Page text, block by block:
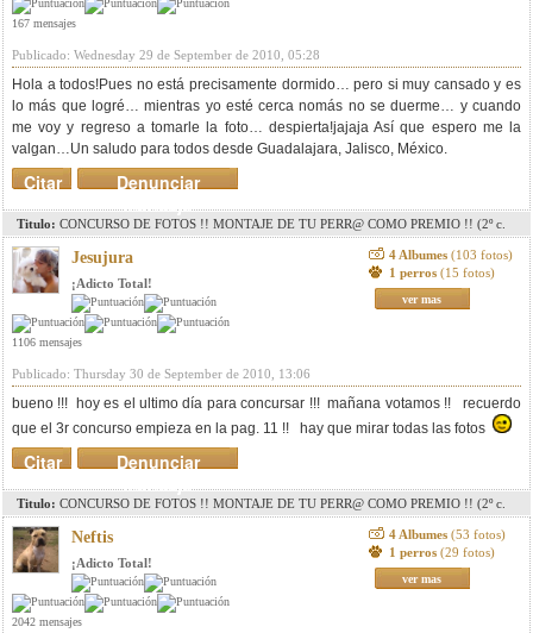
167 mensajes
Publicado: Wednesday 29 de September de 2010, 05:28
Hola a todos!Pues no está precisamente dormido… pero si muy cansado y es
lo más que logré… mientras yo esté cerca nomás no se duerme… y cuando
me voy y regreso a tomarle la foto… despierta!jajaja Así que espero me la
valgan…Un saludo para todos desde Guadalajara, Jalisco, México.
Denunciar
mensaje
Citar
Titulo: CONCURSO DE FOTOS !! MONTAJE DE TU PERR@ COMO PREMIO !! (2º c.
pag. 8)(3r c. pag. 11)(4º c. pag. 15)(5º c. pag.18)
Jesujura
¡Adicto Total!
1106 mensajes
4 Albumes (103 fotos)
1 perros (15 fotos)
ver mas
Publicado: Thursday 30 de September de 2010, 13:06
bueno !!! hoy es el ultimo día para concursar !!! mañana votamos !! recuerdo
que el 3r concurso empieza en la pag. 11 !! hay que mirar todas las fotos
Denunciar
mensaje
Citar
Titulo: CONCURSO DE FOTOS !! MONTAJE DE TU PERR@ COMO PREMIO !! (2º c.
pag. 8)(3r c. pag. 11)(4º c. pag. 15)(5º c. pag.18)
Neftis
¡Adicto Total!
2042 mensajes
4 Albumes (53 fotos)
1 perros (29 fotos)
ver mas